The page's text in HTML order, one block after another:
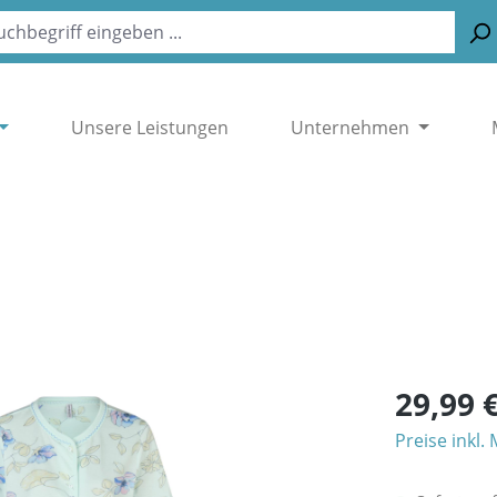
Unsere Leistungen Unternehmen
29,99
Preise inkl.